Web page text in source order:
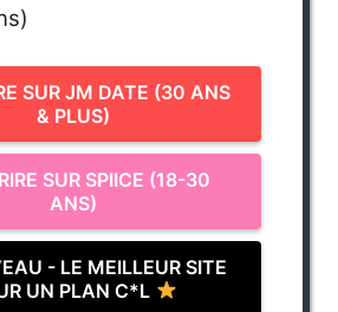
SUR JM DATE (30 ANS
& PLUS)
SUR SPIICE (18-30
ANS)
- LE MEILLEUR SITE
UN PLAN C*L